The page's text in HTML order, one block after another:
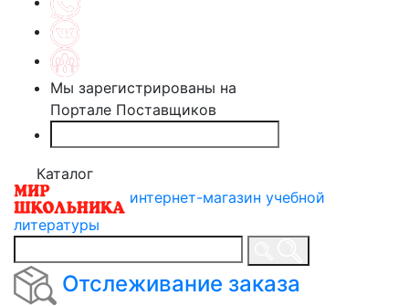
Мы зарегистрированы на
Портале Поставщиков
Каталог
интернет-магазин учебной
литературы
Отслеживание заказа